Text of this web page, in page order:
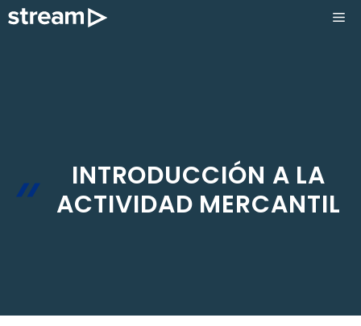
Saltar
INTRODUCCIÓN A LA
ACTIVIDAD MERCANTIL